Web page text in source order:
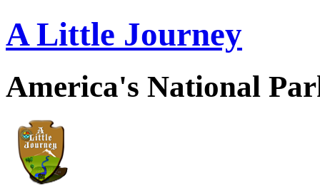
A Little Journey
America's National